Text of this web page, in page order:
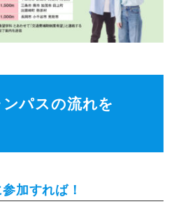
パスの流れを
加すれば！